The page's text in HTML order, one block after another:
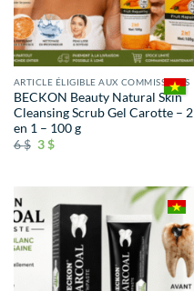
ARTICLE ÉLIGIBLE AUX COMMISSIONS
BECKON Beauty Natural Skin
Cleansing Scrub Gel Carotte – 2
en 1 – 100 g
6$ 3$